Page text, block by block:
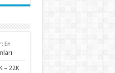
En
– 22K